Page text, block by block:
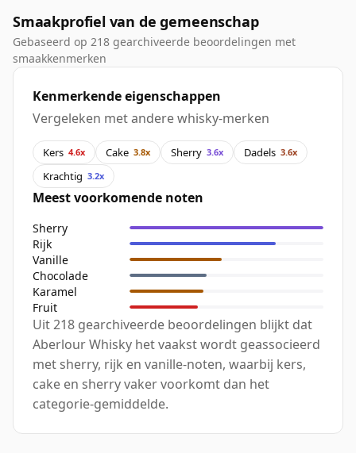
Smaakprofiel van de gemeenschap
Gebaseerd op 218 gearchiveerde beoordelingen met
smaakkenmerken
Kenmerkende eigenschappen
Vergeleken met andere whisky-merken
Kers 4.6x Cake 3.8x Sherry 3.6x Dadels 3.6x
Krachtig 3.2x
Meest voorkomende noten
Sherry
Rijk
Vanille
Chocolade
Karamel
Fruit
Uit 218 gearchiveerde beoordelingen blijkt dat
Aberlour Whisky het vaakst wordt geassocieerd
met sherry, rijk en vanille-noten, waarbij kers,
cake en sherry vaker voorkomt dan het
categorie-gemiddelde.